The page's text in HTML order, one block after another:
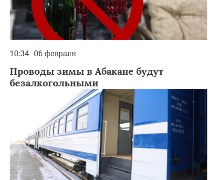
10:34 06 февраля
Проводы зимы в Абакане будут
безалкогольными